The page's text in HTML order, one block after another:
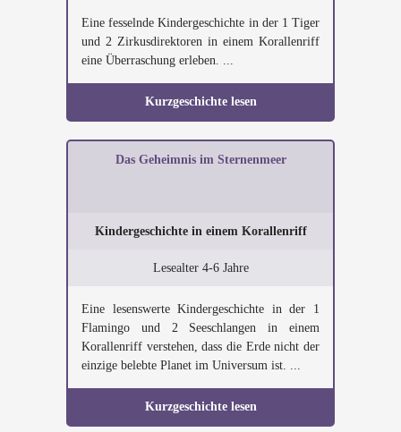
Eine fesselnde Kindergeschichte in der 1 Tiger
und 2 Zirkusdirektoren in einem Korallenriff
eine Überraschung erleben. ...
Kurzgeschichte lesen
Das Geheimnis im Sternenmeer
Kindergeschichte in einem Korallenriff
Lesealter 4-6 Jahre
Eine lesenswerte Kindergeschichte in der 1
Flamingo und 2 Seeschlangen in einem
Korallenriff verstehen, dass die Erde nicht der
einzige belebte Planet im Universum ist. ...
Kurzgeschichte lesen